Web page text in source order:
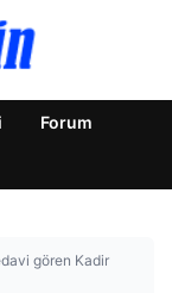
Forum
gören Kadir